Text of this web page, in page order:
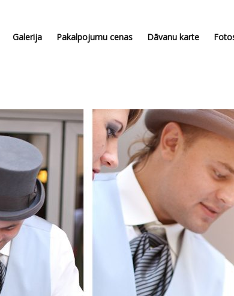
Galerija Pakalpojumu cenas Dāvanu karte